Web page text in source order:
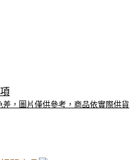
，圖片僅供參考，商品依實際供貨